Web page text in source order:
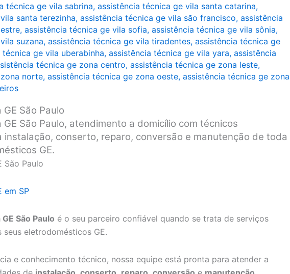
técnica ge vila sabrina, assistência técnica ge vila santa catarina,
santa terezinha, assistência técnica ge vila são francisco, assistência
, assistência técnica ge vila sofia, assistência técnica ge vila sônia,
suzana, assistência técnica ge vila tiradentes, assistência técnica ge
técnica ge vila uberabinha, assistência técnica ge vila yara, assistência
técnica ge zona centro, assistência técnica ge zona leste,
norte, assistência técnica ge zona oeste, assistência técnica ge zona
São Paulo
São Paulo, atendimento a domicílio com técnicos
instalação, conserto, reparo, conversão e manutenção de toda
GE.
São Paulo
em SP
São Paulo é o seu parceiro confiável quando se trata de serviços
eletrodomésticos GE.
e conhecimento técnico, nossa equipe está pronta para atender a